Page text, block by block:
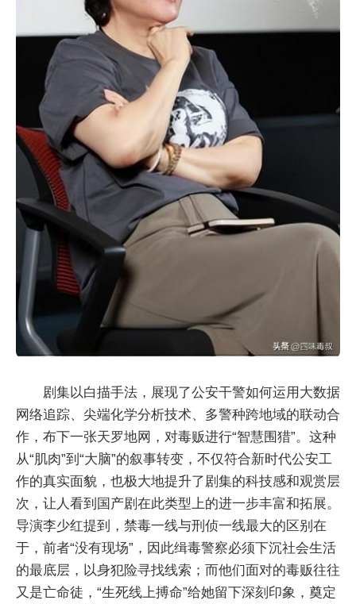
剧集以白描手法，展现了公安干警如何运用大数据
网络追踪、尖端化学分析技术、多警种跨地域的联动合
作，布下一张天罗地网，对毒贩进行“智慧围猎”。这种
从“肌肉”到“大脑”的叙事转变，不仅符合新时代公安工
作的真实面貌，也极大地提升了剧集的科技感和观赏层
次，让人看到国产剧在此类型上的进一步丰富和拓展。
导演李少红提到，禁毒一线与刑侦一线最大的区别在
于，前者“没有现场”，因此缉毒警察必须下沉社会生活
的最底层，以身犯险寻找线索；而他们面对的毒贩往往
又是亡命徒，“生死线上搏命”给她留下深刻印象，奠定